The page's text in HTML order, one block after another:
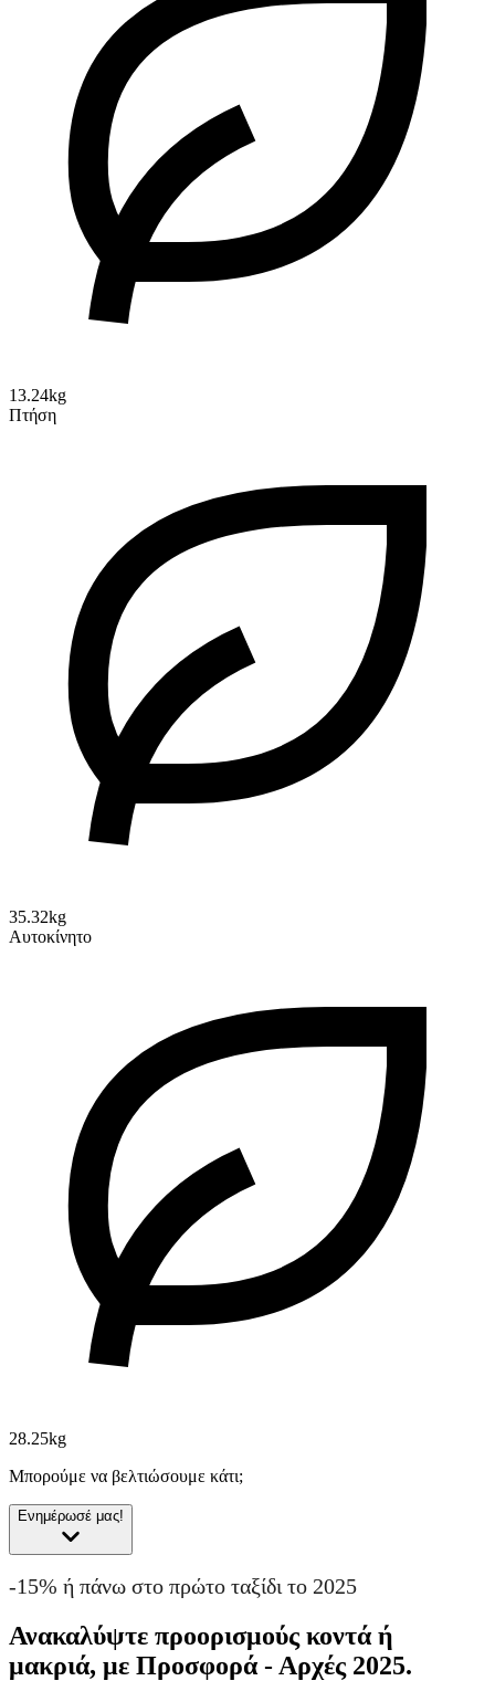
13.24kg
Πτήση
35.32kg
Αυτοκίνητο
28.25kg
Μπορούμε να βελτιώσουμε κάτι;
Ενημέρωσέ μας!
-15% ή πάνω στο πρώτο ταξίδι το 2025
Ανακαλύψτε προορισμούς κοντά ή
μακριά, με Προσφορά - Αρχές 2025.